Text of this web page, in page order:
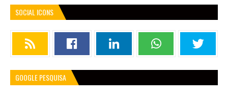
SOCIAL ICONS
GOOGLE PESQUISA